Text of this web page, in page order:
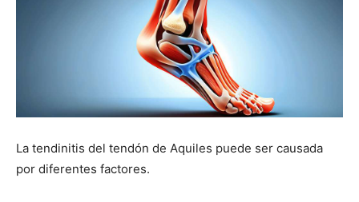
La tendinitis del tendón de Aquiles puede ser causada
por diferentes factores.